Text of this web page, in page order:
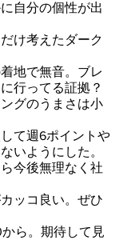
自分の個性が出
け考えたダーク
地で無音。ブレ
行ってる証拠？
グのうまさは小
て週6ポイントや
いようにした。
今後無理なく社
ッコ良い。ぜひ
から。期待して見